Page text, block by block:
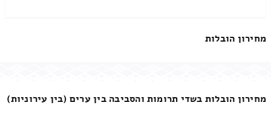
מחירון הובלות
מחירון הובלות בשדי תרומות והסביבה בין ערים (בין עירוניות)